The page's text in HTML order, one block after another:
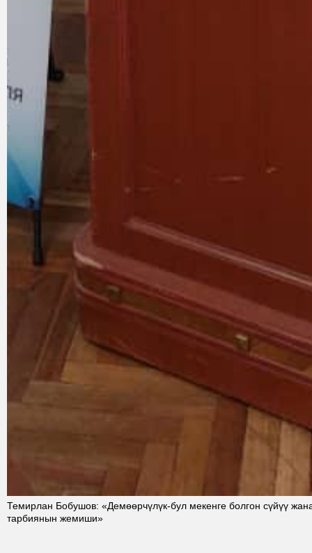
Темирлан Бобушов: «Демөөрчүлүк-бул мекенге болгон сүйүү
тарбиянын жемиши»